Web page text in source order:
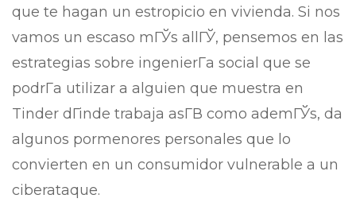
que te hagan un estropicio en vivienda. Si nos
vamos un escaso mГЎs allГЎ, pensemos en las
estrategias sobre ingenierГ­a social que se
podrГ­a utilizar a alguien que muestra en
Tinder dГіnde trabaja asГ­В­ como ademГЎs, da
algunos pormenores personales que lo
convierten en un consumidor vulnerable a un
ciberataque.